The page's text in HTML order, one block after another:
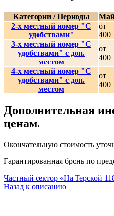
Категории / Периоды Май
2-х местный номер "С
удобствами"
от
400
3-х местный номер "С
удобствами" с доп.
местом
от
400
4-х местный номер "С
удобствами" с доп.
местом
от
400
Дополнительная
ценам.
Окончательную стоимость
Гарантированная бронь по
Частный сектор «На Терской
Назад к описанию